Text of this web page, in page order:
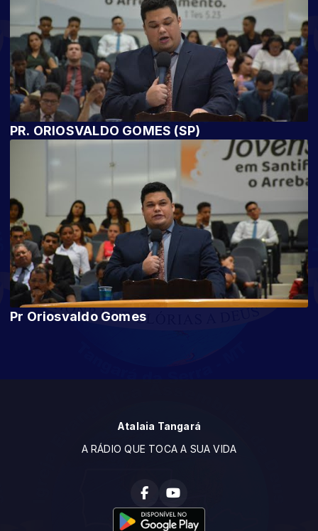
PR. ORIOSVALDO GOMES (SP)
Pr Oriosvaldo Gomes
Atalaia Tangará
A RÁDIO QUE TOCA A SUA VIDA